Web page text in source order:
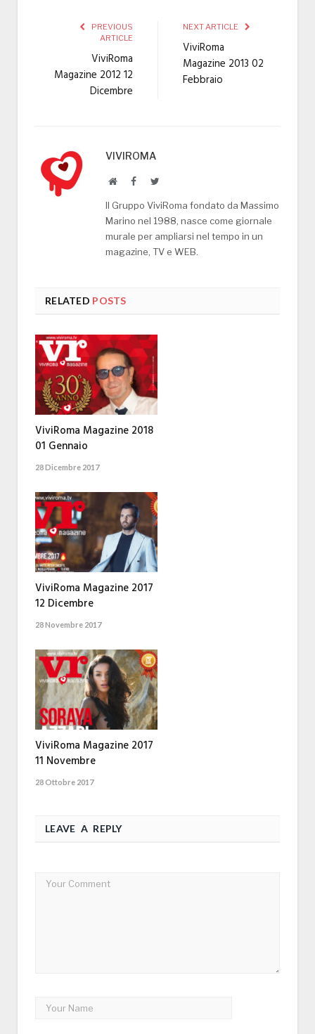
PREVIOUS
ARTICLE
ViviRoma
Magazine 2012 12
Dicembre
NEXT ARTICLE
ViviRoma
Magazine 2013 02
Febbraio
VIVIROMA
WebsiteFacebookTwitter
Il Gruppo ViviRoma fondato da Massimo
Marino nel 1988, nasce come giornale
murale per ampliarsi nel tempo in un
magazine, TV e WEB.
RELATED POSTS
ViviRoma Magazine 2018
01 Gennaio
28 Dicembre 2017
ViviRoma Magazine 2017
12 Dicembre
28 Novembre 2017
ViviRoma Magazine 2017
11 Novembre
28 Ottobre 2017
LEAVE A REPLY